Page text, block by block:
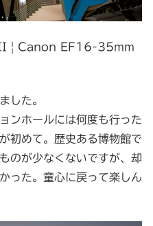
| Canon EF16-35mm
した。
ンホールには何度も行った
初めて。歴史ある博物館で
のが少なくないですが、却
った。童心に戻って楽しん